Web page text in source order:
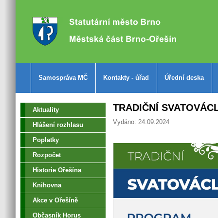
Samospráva MČ Kontakty - úřad Úřední deska
Aktuality
Hlášení rozhlasu
Poplatky
Rozpočet
Historie Ořešína
Knihovna
Akce v Ořešíně
Občasník Horus
TRADIČNÍ
Vydáno: 24.09.2024